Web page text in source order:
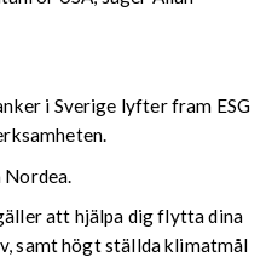
i Sverige lyfter fram ESG
att hjälpa dig flytta dina
samt högt ställda klimatmål